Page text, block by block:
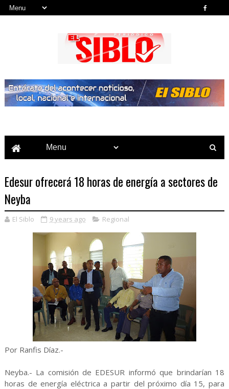
Edesur ofrecerá 18 horas de energía a sectores de
Neyba
El Siblo 9 years ago Regional
Por Ranfis Díaz.-
Neyba.- La comisión de EDESUR informó que brindarían 18
horas de energía eléctrica a partir del próximo día 15, para